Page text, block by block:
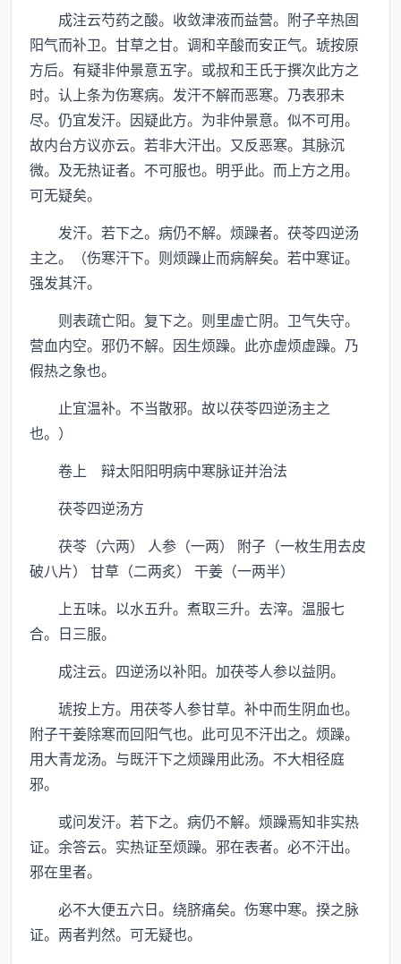
成注云芍药之酸。收敛津液而益营。附子辛热固
阳气而补卫。甘草之甘。调和辛酸而安正气。琥按原
方后。有疑非仲景意五字。或叔和王氏于撰次此方之
时。认上条为伤寒病。发汗不解而恶寒。乃表邪未
尽。仍宜发汗。因疑此方。为非仲景意。似不可用。
故内台方议亦云。若非大汗出。又反恶寒。其脉沉
微。及无热证者。不可服也。明乎此。而上方之用。
可无疑矣。
发汗。若下之。病仍不解。烦躁者。茯苓四逆汤
主之。（伤寒汗下。则烦躁止而病解矣。若中寒证。
强发其汗。
则表疏亡阳。复下之。则里虚亡阴。卫气失守。
营血内空。邪仍不解。因生烦躁。此亦虚烦虚躁。乃
假热之象也。
止宜温补。不当散邪。故以茯苓四逆汤主之
也。）
卷上 辩太阳阳明病中寒脉证并治法
茯苓四逆汤方
茯苓（六两） 人参（一两） 附子（一枚生用去皮
破八片） 甘草（二两炙） 干姜（一两半）
上五味。以水五升。煮取三升。去滓。温服七
合。日三服。
成注云。四逆汤以补阳。加茯苓人参以益阴。
琥按上方。用茯苓人参甘草。补中而生阴血也。
附子干姜除寒而回阳气也。此可见不汗出之。烦躁。
用大青龙汤。与既汗下之烦躁用此汤。不大相径庭
邪。
或问发汗。若下之。病仍不解。烦躁焉知非实热
证。余答云。实热证至烦躁。邪在表者。必不汗出。
邪在里者。
必不大便五六日。绕脐痛矣。伤寒中寒。揆之脉
证。两者判然。可无疑也。